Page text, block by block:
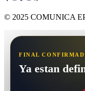
© 2025 COMUNICA
FINAL
Ya estan